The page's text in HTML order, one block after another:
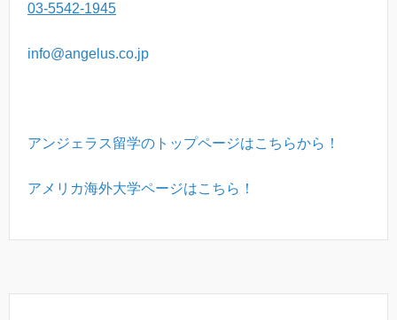
03-5542-1945
info@angelus.co.jp
アンジェラス留学のトップページはこちらから！
アメリカ海外大学ページはこちら！